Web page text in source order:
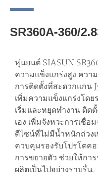
SR360A-360/
หุ่นยนต์ SIASUN
ความแข็งแกร่งสูง ควา
การติดตั้งที่สะดวกแกน
เพิ่มความแข็งแกร่งโด
เริ่มและหยุดทำงาน ติด
เอง เพิ่มจังหวะการเชื่
ดีไซน์ที่ไม่มีน้ำหนักถ่วง
ควบคุมรองรับโปรโตค
การขยายตัว ช่วยให้กา
ผลิตเป็นไปอย่างราบรื่น.